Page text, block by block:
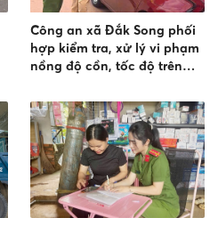
Công an xã Đắk Song phối
hợp kiểm tra, xử lý vi phạm
nồng độ cồn, tốc độ trên